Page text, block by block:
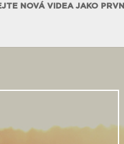
NOVÁ VIDEA JAKO PRVNÍ